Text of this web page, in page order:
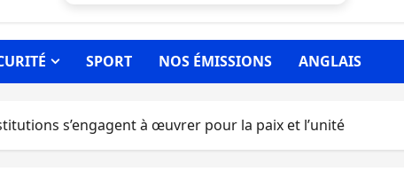
SPORT NOS ÉMISSIONS ANGLAIS
s’engagent à œuvrer pour la paix et l’unité